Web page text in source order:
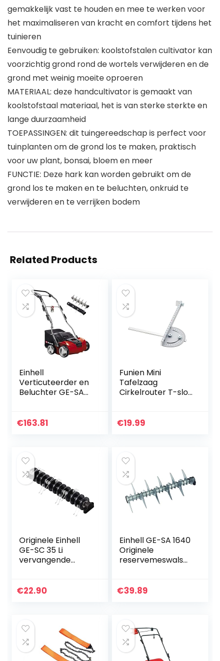
gemakkelijk vast te houden en mee te werken voor
het maximaliseren van kracht en comfort tijdens het
tuinieren
Eenvoudig te gebruiken: koolstofstalen cultivator kan
voorzichtig grond rond de wortels verwijderen en de
grond met weinig moeite oproeren
MATERIAAL: deze handcultivator is gemaakt van
koolstofstaal materiaal, het is van sterke sterkte en
lange duurzaamheid
TOEPASSINGEN: dit tuingereedschap is perfect voor
tuinplanten om de grond los te maken, praktisch
voor uw plant, bonsai, bloem en meer
FUNCTIE: Deze hark kan worden gebruikt om de
grond los te maken en te beluchten, onkruid te
verwijderen en te verrijken bodem
Related Products
Einhell
Verticuteerder en
Beluchter GE-SA
tot 3-9 mm
€163.81
Funien Mini
Tafelzaag
Cirkelrouter T-slot
Hoekliniaal met
€19.99
Originele Einhell
GE-SC 35 Li
vervangende
ne-accessoires,
€22.90
Einhell GE-SA 1640
Originele
reservemeswals
voor elektrische
€39.89